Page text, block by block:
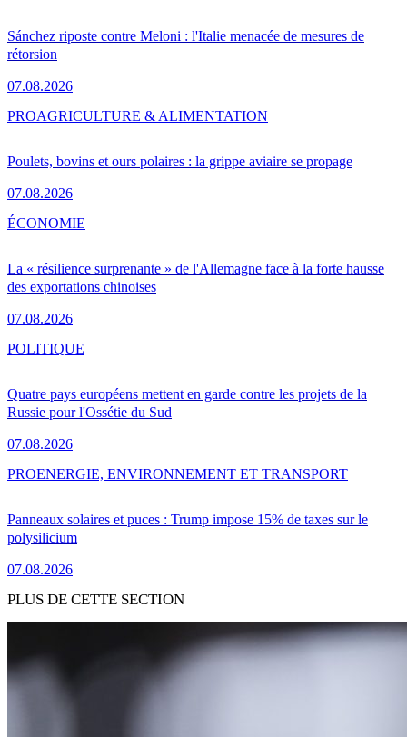
Sánchez riposte contre Meloni : l'Italie menacée de mesures de
rétorsion
07.08.2026
Poulets, bovins et ours polaires : la grippe aviaire se propage
07.08.2026
PROAGRICULTURE & ALIMENTATION
La « résilience surprenante » de l'Allemagne face à la forte hausse
des exportations chinoises
07.08.2026
ÉCONOMIE
Quatre pays européens mettent en garde contre les projets de la
Russie pour l'Ossétie du Sud
07.08.2026
POLITIQUE
Panneaux solaires et puces : Trump impose 15% de taxes sur le
polysilicium
07.08.2026
PROENERGIE, ENVIRONNEMENT ET TRANSPORT
PLUS DE CETTE SECTION